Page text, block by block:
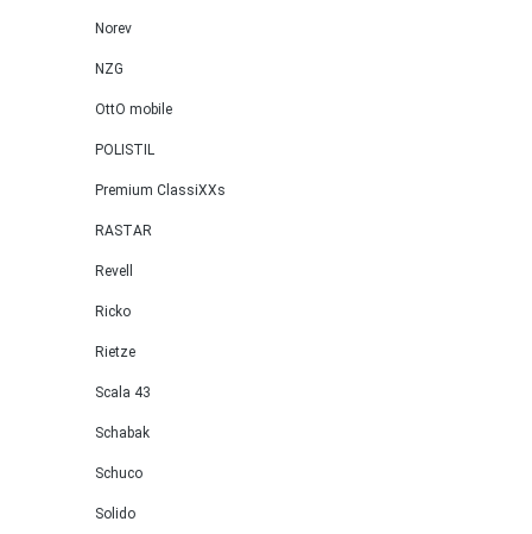
Norev
NZG
OttO mobile
POLISTIL
Premium ClassiXXs
RASTAR
Revell
Ricko
Rietze
Scala 43
Schabak
Schuco
Solido